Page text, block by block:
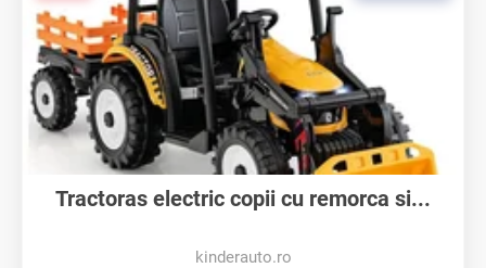
Tractoras electric copii cu remorca si...
kinderauto.ro